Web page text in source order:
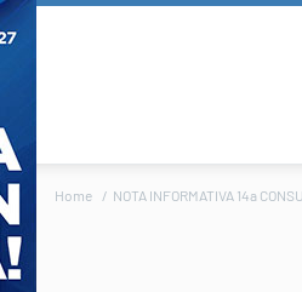
Home NOTA INFORMATIVA 14a